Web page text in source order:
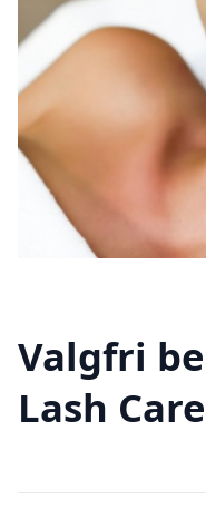
Valgfri
Lash Care